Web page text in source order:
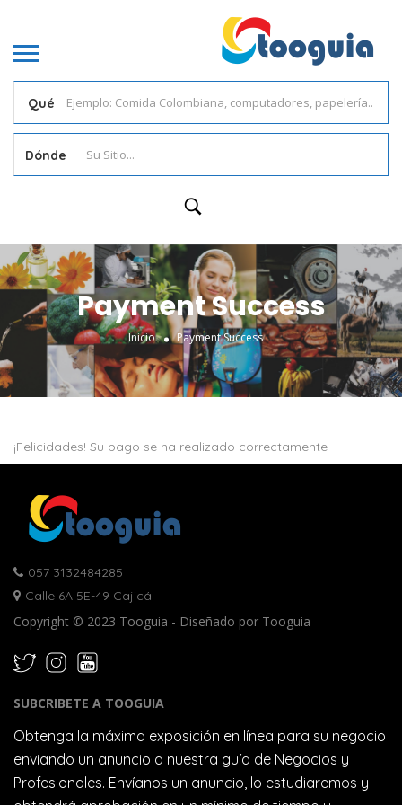
Qué
Dónde
Payment Success
Inicio Payment Success
¡Felicidades! Su pago se ha realizado correctamente
057 3132484285
Calle 6A 5E-49 Cajicá
Copyright © 2023 Tooguia - Diseñado por Tooguia
SUBCRIBETE A TOOGUIA
Obtenga la máxima exposición en línea para su negocio
enviando un anuncio a nuestra guía de Negocios y
Profesionales. Envíanos un anuncio, lo estudiaremos y